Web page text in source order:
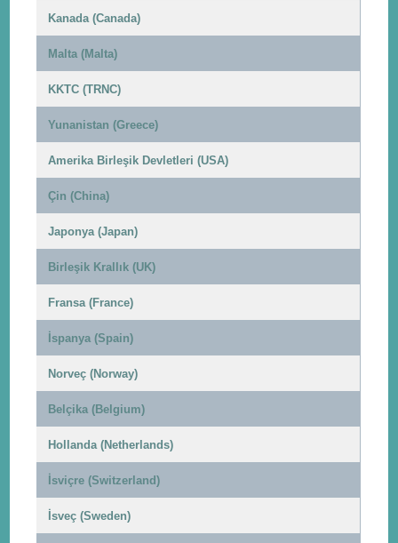
Kanada (Canada)
Malta (Malta)
KKTC (TRNC)
Yunanistan (Greece)
Amerika Birleşik Devletleri (USA)
Çin (China)
Japonya (Japan)
Birleşik Krallık (UK)
Fransa (France)
İspanya (Spain)
Norveç (Norway)
Belçika (Belgium)
Hollanda (Netherlands)
İsviçre (Switzerland)
İsveç (Sweden)